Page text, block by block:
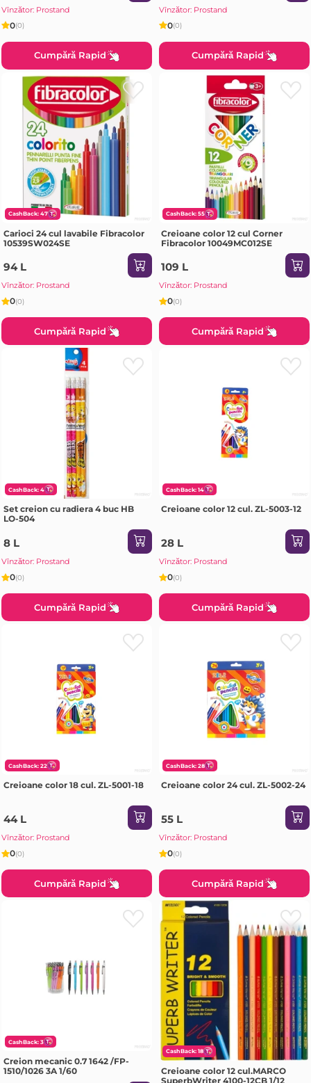
Vînzător: Prostand
0(0)
Cumpără Rapid
Vînzător: Prostand
0(0)
Cumpără Rapid
CashBack: 47
Carioci 24 cul lavabile Fibracolor
10539SW024SE
94 L
Vînzător: Prostand
0(0)
Cumpără Rapid
CashBack: 55
Creioane color 12 cul Corner
Fibracolor 10049MC012SE
109 L
Vînzător: Prostand
0(0)
Cumpără Rapid
CashBack: 4
Set creion cu radiera 4 buc HB
LO-504
8 L
Vînzător: Prostand
0(0)
Cumpără Rapid
CashBack: 14
Creioane color 12 cul. ZL-5003-12
28 L
Vînzător: Prostand
0(0)
Cumpără Rapid
CashBack: 22
Creioane color 18 cul. ZL-5001-18
44 L
Vînzător: Prostand
0(0)
Cumpără Rapid
CashBack: 28
Creioane color 24 cul. ZL-5002-24
55 L
Vînzător: Prostand
0(0)
Cumpără Rapid
CashBack: 3
Creion mecanic 0.7 1642 /FP-
1510/1026 3A 1/60
CashBack: 18
Creioane color 12 cul.MARCO
SuperbWriter 4100-12CB 1/12